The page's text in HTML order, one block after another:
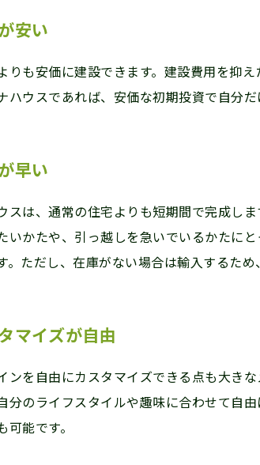
安い
りも安価に建設できます。建設費用を抑
ハウスであれば、安価な初期投資で自分
早い
スは、通常の住宅よりも短期間で完成し
いかたや、引っ越しを急いでいるかたに
。ただし、在庫がない場合は輸入するた
マイズが自由
ンを自由にカスタマイズできる点も大き
分のライフスタイルや趣味に合わせて自
可能です。